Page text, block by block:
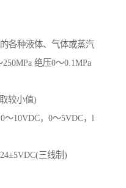
各种液体、气体或蒸汽
绝压0～0.1MPa
较小值)
～10VDC，0～5VDC，l
三线制)